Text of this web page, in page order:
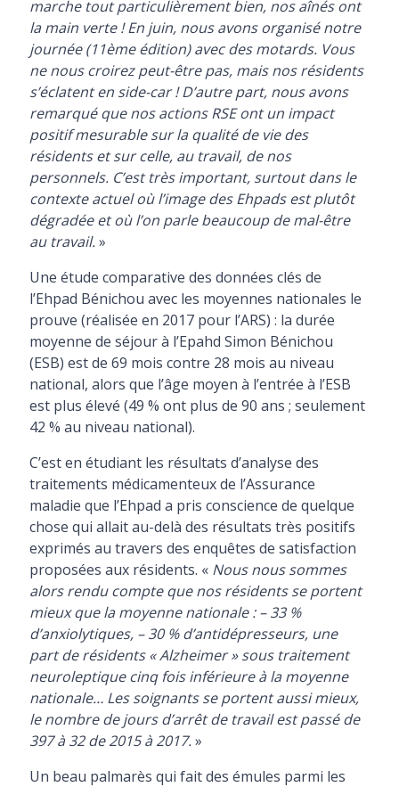
marche tout particulièrement bien, nos aînés ont
la main verte ! En juin, nous avons organisé notre
journée (11ème édition) avec des motards. Vous
ne nous croirez peut-être pas, mais nos résidents
s’éclatent en side-car ! D’autre part, nous avons
remarqué que nos actions RSE ont un impact
positif mesurable sur la qualité de vie des
résidents et sur celle, au travail, de nos
personnels. C’est très important, surtout dans le
contexte actuel où l’image des Ehpads est plutôt
dégradée et où l’on parle beaucoup de mal-être
au travail.»
Une étude comparative des données clés de
l’Ehpad Bénichou avec les moyennes nationales le
prouve (réalisée en 2017 pour l’ARS) : la durée
moyenne de séjour à l’Epahd Simon Bénichou
(ESB) est de 69 mois contre 28 mois au niveau
national, alors que l’âge moyen à l’entrée à l’ESB
est plus élevé (49 % ont plus de 90 ans ; seulement
42 % au niveau national).
C’est en étudiant les résultats d’analyse des
traitements médicamenteux de l’Assurance
maladie que l’Ehpad a pris conscience de quelque
chose qui allait au-delà des résultats très positifs
exprimés au travers des enquêtes de satisfaction
proposées aux résidents. « Nous nous sommes
alors rendu compte que nos résidents se portent
mieux que la moyenne nationale : – 33 %
d’anxiolytiques, – 30 % d’antidépresseurs, une
part de résidents « Alzheimer » sous traitement
neuroleptique cinq fois inférieure à la moyenne
nationale… Les soignants se portent aussi mieux,
le nombre de jours d’arrêt de travail est passé de
397 à 32 de 2015 à 2017.»
Un beau palmarès qui fait des émules parmi les